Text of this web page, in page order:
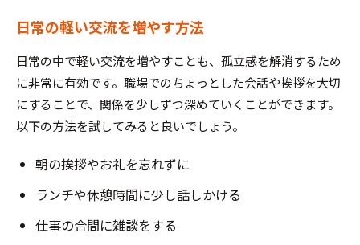
日常の軽い交流を増やす方法
日常の中で軽い交流を増やすことも、孤立感を解消するため
に非常に有効です。職場でのちょっとした会話や挨拶を大切
にすることで、関係を少しずつ深めていくことができます。
以下の方法を試してみると良いでしょう。
朝の挨拶やお礼を忘れずに
ランチや休憩時間に少し話しかける
仕事の合間に雑談をする